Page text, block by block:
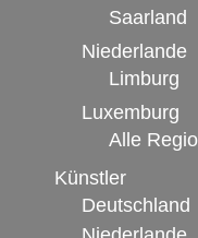
Saarland
Niederlande
Limburg
Luxemburg
Alle
Künstler
Deutschland